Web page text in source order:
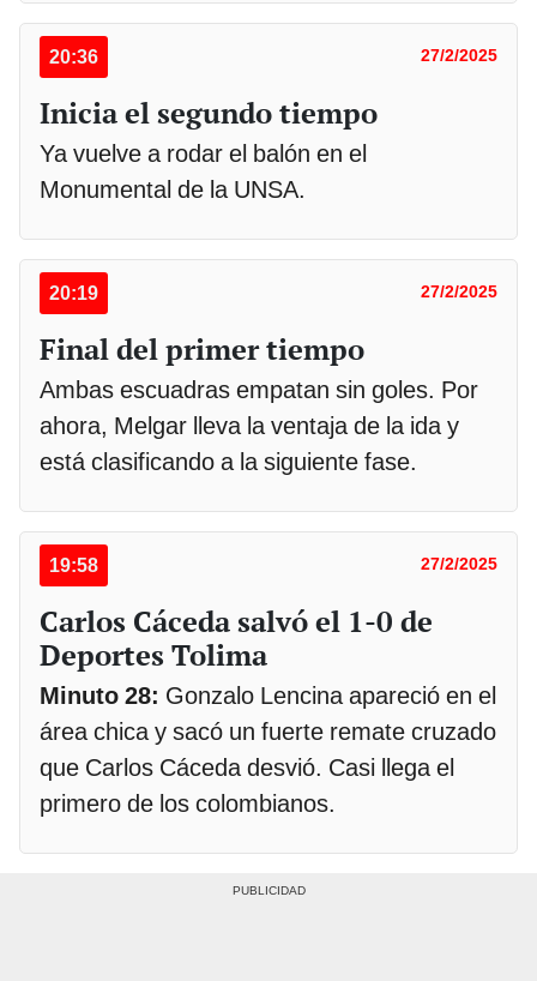
20:36 27/2/2025
Inicia el segundo tiempo
Ya vuelve a rodar el balón en el
Monumental de la UNSA.
20:19 27/2/2025
Final del primer tiempo
Ambas escuadras empatan sin goles. Por
ahora, Melgar lleva la ventaja de la ida y
está clasificando a la siguiente fase.
19:58 27/2/2025
Carlos Cáceda salvó el 1-0 de
Deportes Tolima
Minuto 28: Gonzalo Lencina apareció en el
área chica y sacó un fuerte remate cruzado
que Carlos Cáceda desvió. Casi llega el
primero de los colombianos.